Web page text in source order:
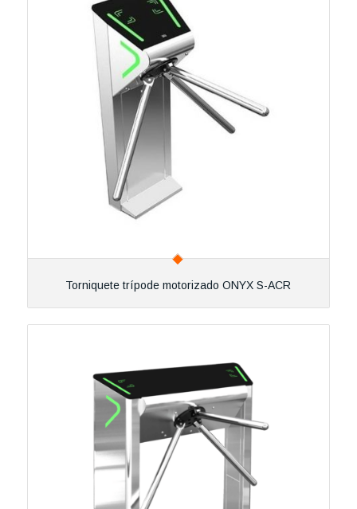
Torniquete trípode motorizado ONYX S-ACR